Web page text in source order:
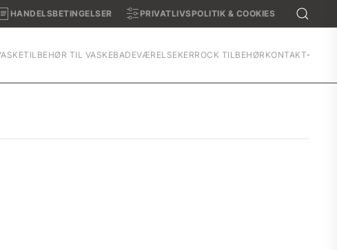
HANDELSBETINGELSER PRIVATLIVSPOLITIK & COOKIES
TILBEHØR TIL VASKEBADEVÆRELSEKERROCK TILBEHØR KONTAKT